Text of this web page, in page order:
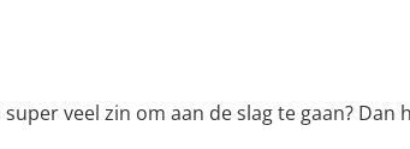
super veel zin om aan de slag te gaan?